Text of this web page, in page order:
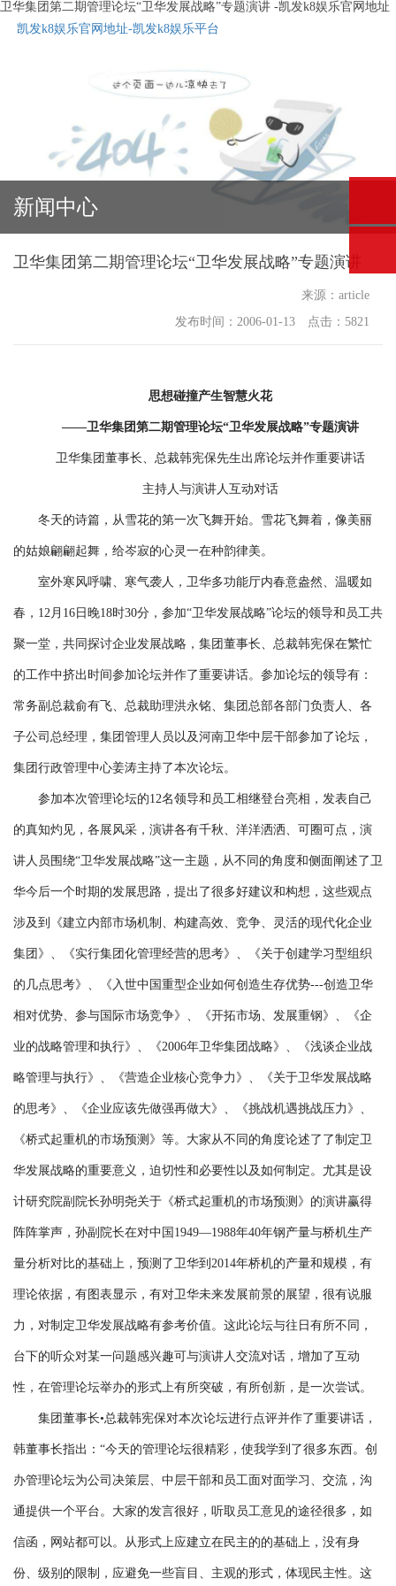
卫华集团第二期管理论坛“卫华发展战略”专题演讲 -凯发k8娱乐官网地址
凯发k8娱乐官网地址-凯发k8娱乐平台
新闻中心
卫华集团第二期管理论坛“卫华发展战略”专题演讲
来源：article
发布时间：2006-01-13 点击：5821
思想碰撞产生智慧火花
――卫华集团第二期管理论坛“卫华发展战略”专题演讲
卫华集团董事长、总裁韩宪保先生出席论坛并作重要讲话
主持人与演讲人互动对话
冬天的诗篇，从雪花的第一次飞舞开始。雪花飞舞着，像美丽
的姑娘翩翩起舞，给岑寂的心灵一在种韵律美。
室外寒风呼啸、寒气袭人，卫华多功能厅内春意盎然、温暖如
春，12月16日晚18时30分，参加“卫华发展战略”论坛的领导和员工共
聚一堂，共同探讨企业发展战略，集团董事长、总裁韩宪保在繁忙
的工作中挤出时间参加论坛并作了重要讲话。参加论坛的领导有：
常务副总裁俞有飞、总裁助理洪永铭、集团总部各部门负责人、各
子公司总经理，集团管理人员以及河南卫华中层干部参加了论坛，
集团行政管理中心姜涛主持了本次论坛。
参加本次管理论坛的12名领导和员工相继登台亮相，发表自己
的真知灼见，各展风采，演讲各有千秋、洋洋洒洒、可圈可点，演
讲人员围绕“卫华发展战略”这一主题，从不同的角度和侧面阐述了卫
华今后一个时期的发展思路，提出了很多好建议和构想，这些观点
涉及到《建立内部市场机制、构建高效、竞争、灵活的现代化企业
集团》、《实行集团化管理经营的思考》、《关于创建学习型组织
的几点思考》、《入世中国重型企业如何创造生存优势---创造卫华
相对优势、参与国际市场竞争》、《开拓市场、发展重钢》、《企
业的战略管理和执行》、《2006年卫华集团战略》、《浅谈企业战
略管理与执行》、《营造企业核心竞争力》、《关于卫华发展战略
的思考》、《企业应该先做强再做大》、《挑战机遇挑战压力》、
《桥式起重机的市场预测》等。大家从不同的角度论述了了制定卫
华发展战略的重要意义，迫切性和必要性以及如何制定。尤其是设
计研究院副院长孙明尧关于《桥式起重机的市场预测》的演讲赢得
阵阵掌声，孙副院长在对中国1949―1988年40年钢产量与桥机生产
量分析对比的基础上，预测了卫华到2014年桥机的产量和规模，有
理论依据，有图表显示，有对卫华未来发展前景的展望，很有说服
力，对制定卫华发展战略有参考价值。这此论坛与往日有所不同，
台下的听众对某一问题感兴趣可与演讲人交流对话，增加了互动
性，在管理论坛举办的形式上有所突破，有所创新，是一次尝试。
集团董事长•总裁韩宪保对本次论坛进行点评并作了重要讲话，
韩董事长指出：“今天的管理论坛很精彩，使我学到了很多东西。创
办管理论坛为公司决策层、中层干部和员工面对面学习、交流，沟
通提供一个平台。大家的发言很好，听取员工意见的途径很多，如
信函，网站都可以。从形式上应建立在民主的的基础上，没有身
份、级别的限制，应避免一些盲目、主观的形式，体现民主性。这